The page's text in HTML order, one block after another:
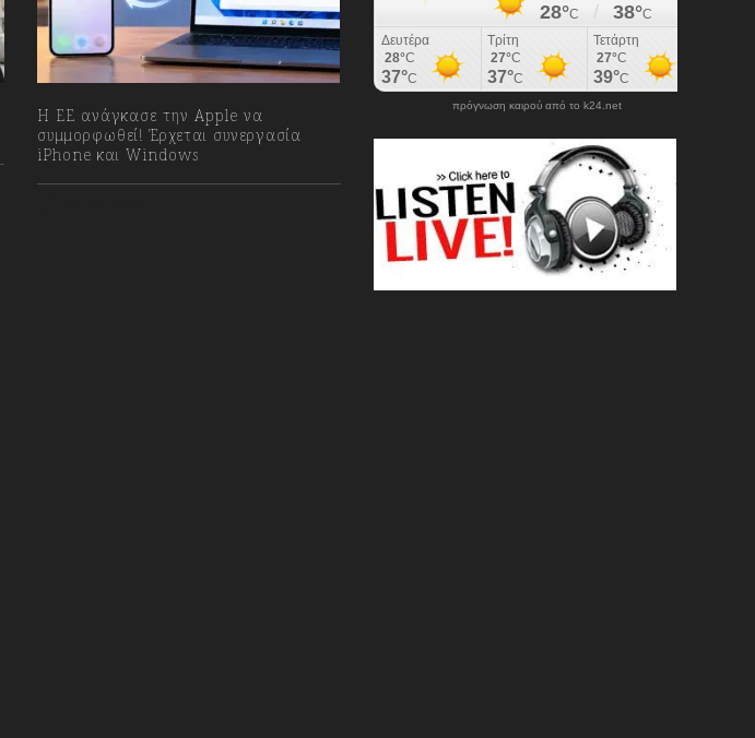
H ΕΕ ανάγκασε την Apple να
συμμορφωθεί! Έρχεται συνεργασία
iPhone και Windows
πρόγνωση καιρού από το k24.net